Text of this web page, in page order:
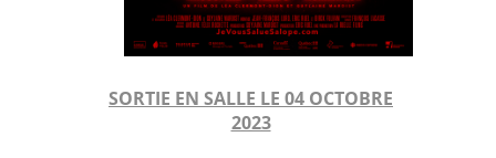
SORTIE EN SALLE LE 04 OCTOBRE
2023